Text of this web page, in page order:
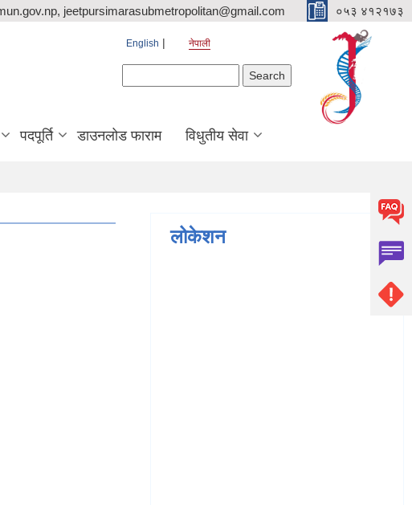
jeetpursimarasubmetropolitan@gmail.com ०५३ ४१२१७३
English नेपाली
पदपूर्ति डाउनलोड फाराम विधुतीय सेवा
लोकेशन